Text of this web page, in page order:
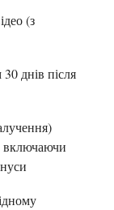
(з
днів після
включаючи